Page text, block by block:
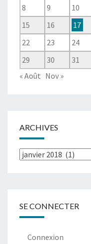
8
9 10
15
16 17
22
23 24
29
30
31
« Août Nov »
ARCHIVES
Archives
SE CONNECTER
Connexion